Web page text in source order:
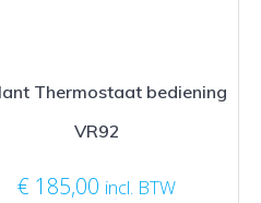
Thermostaat bediening
VR92
€ 185,00 incl. BTW